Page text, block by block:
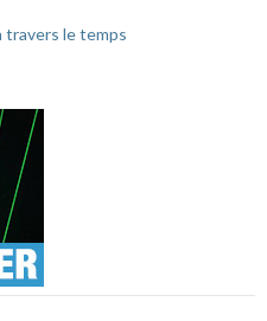
travers le temps